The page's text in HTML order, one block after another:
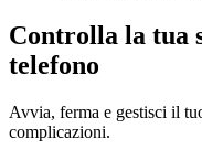
Controlla la tua
telefono
Avvia, ferma e gestisci il
complicazioni.